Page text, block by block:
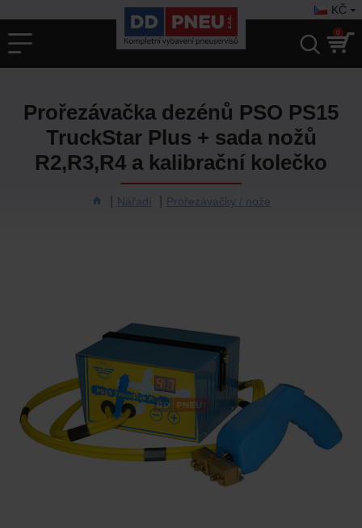
KČ
0
Nářadí Prořezávačky / nože
Prořezávačka dezénů PSO PS15
TruckStar Plus + sada nožů
R2,R3,R4 a kalibrační kolečko